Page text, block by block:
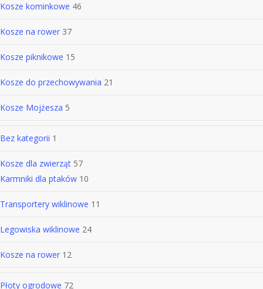
Kosze kominkowe 46
Kosze na rower 37
Kosze piknikowe 15
Kosze do przechowywania 21
Kosze Mojżesza 5
Bez kategorii 1
Kosze dla zwierząt 57
Karmniki dla ptaków 10
Transportery wiklinowe 11
Legowiska wiklinowe 24
Kosze na rower 12
Płoty ogrodowe 72